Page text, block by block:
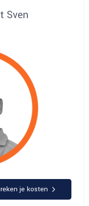
Sven
je kosten